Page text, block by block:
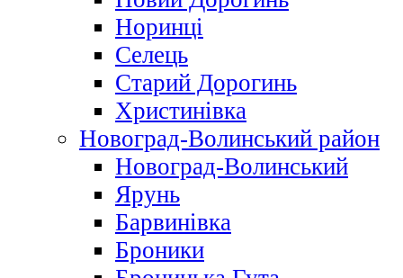
Норинці
Селець
Старий Дорогинь
Христинівка
Новоград-Волинський район
Новоград-Волинський
Ярунь
Барвинівка
Броники